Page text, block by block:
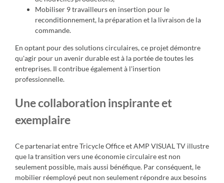
Mobiliser 9 travailleurs en insertion pour le
reconditionnement, la préparation et la livraison de la
commande.
En optant pour des solutions circulaires, ce projet démontre
qu'agir pour un avenir durable est à la portée de toutes les
entreprises. Il contribue également à l'insertion
professionnelle.
Une collaboration inspirante et
exemplaire
Ce partenariat entre Tricycle Office et AMP VISUAL TV illustre
que la transition vers une économie circulaire est non
seulement possible, mais aussi bénéfique. Par conséquent, le
mobilier réemployé peut non seulement répondre aux besoins